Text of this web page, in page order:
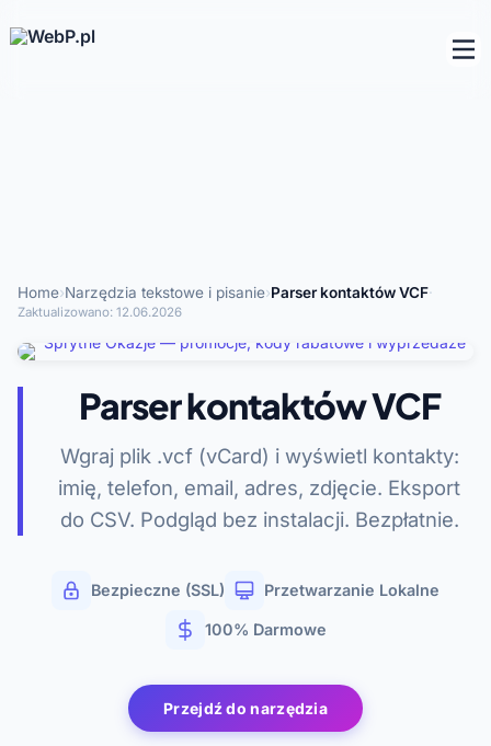
Home›Narzędzia tekstowe i pisanie›Parser kontaktów VCF·
Zaktualizowano: 12.06.2026
Parser kontaktów VCF
Wgraj plik .vcf (vCard) i wyświetl kontakty:
imię, telefon, email, adres, zdjęcie. Eksport
do CSV. Podgląd bez instalacji. Bezpłatnie.
Bezpieczne (SSL) Przetwarzanie Lokalne
100% Darmowe
Przejdź do narzędzia